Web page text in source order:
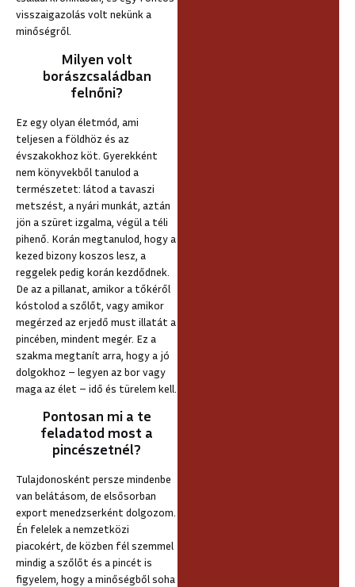
visszaigazolás volt nekünk a
minőségről.
Milyen volt
borászcsaládban
felnőni?
Ez egy olyan életmód, ami
teljesen a földhöz és az
évszakokhoz köt. Gyerekként
nem könyvekből tanulod a
természetet: látod a tavaszi
metszést, a nyári munkát, aztán
jön a szüret izgalma, végül a téli
pihenő. Korán megtanulod, hogy a
kezed bizony koszos lesz, a
reggelek pedig korán kezdődnek.
De az a pillanat, amikor a tőkéről
kóstolod a szőlőt, vagy amikor
megérzed az erjedő must illatát a
pincében, mindent megér. Ez a
szakma megtanít arra, hogy a jó
dolgokhoz – legyen az bor vagy
maga az élet – idő és türelem kell.
Pontosan mi a te
feladatod most a
pincészetnél?
Tulajdonosként persze mindenbe
van belátásom, de elsősorban
export menedzserként dolgozom.
Én felelek a nemzetközi
piacokért, de közben fél szemmel
mindig a szőlőt és a pincét is
figyelem, hogy a minőségből soha